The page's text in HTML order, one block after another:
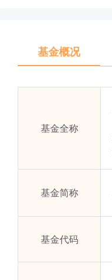
基金概况
基金全称
基金简称
基金代码